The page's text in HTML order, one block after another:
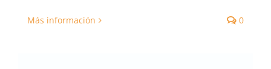
Más información 0